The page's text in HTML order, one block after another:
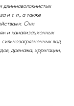
и т. п., а также
Они
и канализационных
вод
дренажа, ирригации,